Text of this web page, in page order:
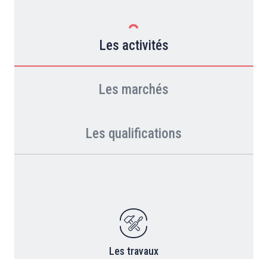
Les activités
Les marchés
Les qualifications
Les travaux